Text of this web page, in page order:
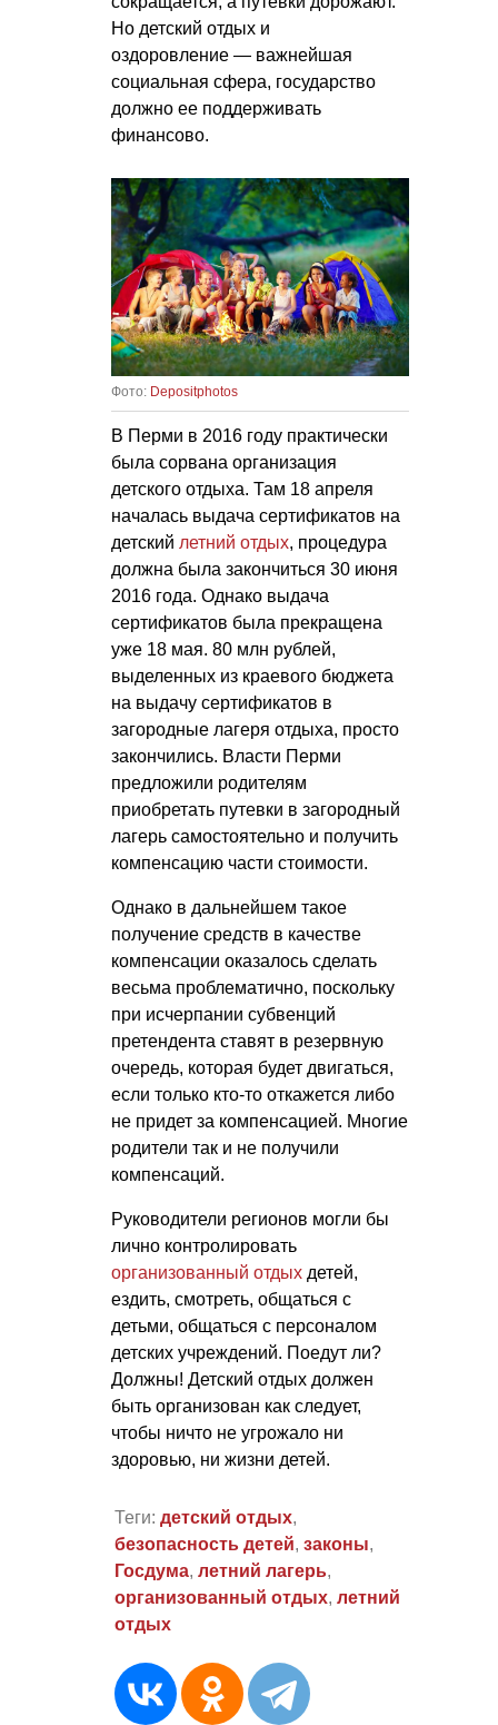
Но детский отдых и
оздоровление — важнейшая
социальная сфера, государство
должно ее поддерживать
финансово.
Фото: Depositphotos
В Перми в 2016 году практически
была сорвана организация
детского отдыха. Там 18 апреля
началась выдача сертификатов на
детский летний отдых, процедура
должна была закончиться 30 июня
2016 года. Однако выдача
сертификатов была прекращена
уже 18 мая. 80 млн рублей,
выделенных из краевого бюджета
на выдачу сертификатов в
загородные лагеря отдыха, просто
закончились. Власти Перми
предложили родителям
приобретать путевки в загородный
лагерь самостоятельно и получить
компенсацию части стоимости.
Однако в дальнейшем такое
получение средств в качестве
компенсации оказалось сделать
весьма проблематично, поскольку
при исчерпании субвенций
претендента ставят в резервную
очередь, которая будет двигаться,
если только кто-то откажется либо
не придет за компенсацией. Многие
родители так и не получили
компенсаций.
Руководители регионов могли бы
лично контролировать
организованный отдых детей,
ездить, смотреть, общаться с
детьми, общаться с персоналом
детских учреждений. Поедут ли?
Должны! Детский отдых должен
быть организован как следует,
чтобы ничто не угрожало ни
здоровью, ни жизни детей.
Теги: детский отдых,
безопасность детей, законы,
Госдума, летний лагерь,
организованный отдых, летний
отдых